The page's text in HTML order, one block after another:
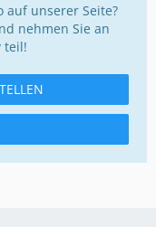
auf unserer Seite?
nehmen Sie an
teil!